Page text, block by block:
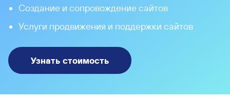
Создание и сопровождение сайтов
Услуги продвижения и поддержки сайтов
Узнать стоимость